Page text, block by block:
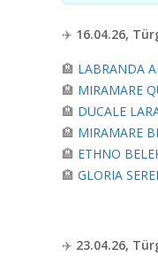
✈️ 16.04.26,
🏨 LABRANDA
🏨 MIRAMARE
🏨 DUCALE
🏨 MIRAMARE
🏨 ETHNO
🏨 GLORIA
✈️ 23.04.26,